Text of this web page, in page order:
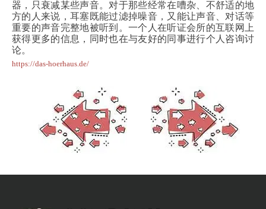
器，只衰减某些声音。对于那些经常在嘈杂、不舒适的地
方的人来说，耳塞既能过滤掉噪音，又能让声音、对话等
重要的声音完整地被听到。一个人在听证会所的互联网上
获得更多的信息，同时也在与友好的同事进行个人咨询讨
论。
https://das-hoerhaus.de/